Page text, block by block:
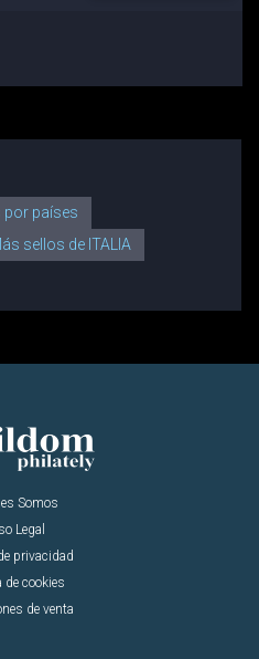
por países
sellos de ITALIA
Somos
Legal
privacidad
de cookies
de venta